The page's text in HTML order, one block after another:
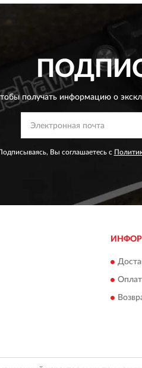
получать информацию о
Вы соглашаетесь с